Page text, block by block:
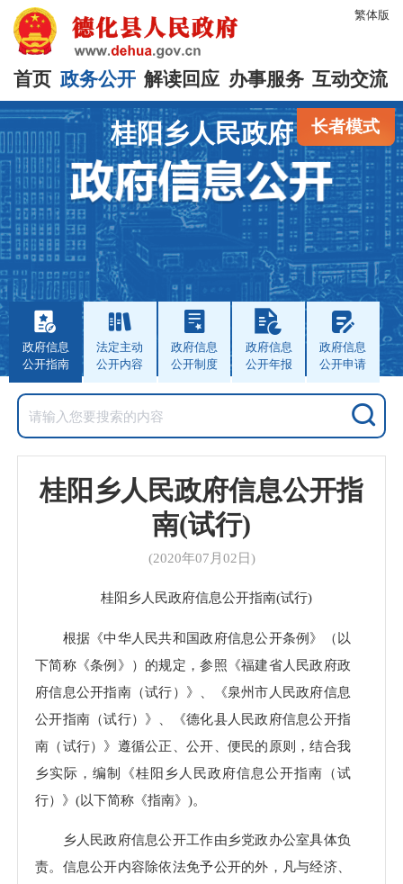
繁体版
首页 政务公开 解读回应 办事服务 互动交流
长者模式
桂阳乡人民政府
政府信息
公开指南
法定主动
公开内容
政府信息
公开制度
政府信息
公开年报
政府信息
公开申请
桂阳乡人民政府信息公开指
南(试行)
(2020年07月02日)
桂阳乡人民政府信息公开指南(试行)
根据《中华人民共和国政府信息公开条例》（以
下简称《条例》）的规定，参照《福建省人民政府政
府信息公开指南（试行）》、《泉州市人民政府信息
公开指南（试行）》、《德化县人民政府信息公开指
南（试行）》遵循公正、公开、便民的原则，结合我
乡实际，编制《桂阳乡人民政府信息公开指南（试
行）》(以下简称《指南》)。
乡人民政府信息公开工作由乡党政办公室具体负
责。信息公开内容除依法免予公开的外，凡与经济、